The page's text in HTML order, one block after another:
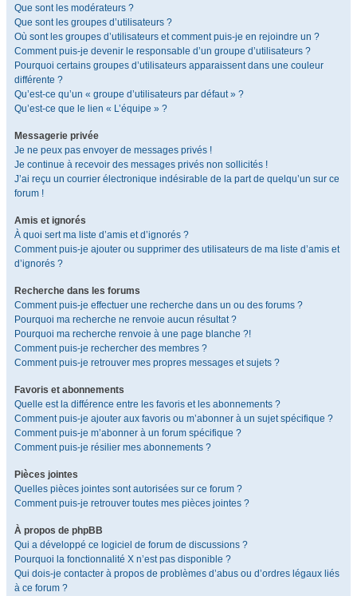
Que sont les modérateurs ?
Que sont les groupes d’utilisateurs ?
Où sont les groupes d’utilisateurs et comment puis-je en rejoindre un ?
Comment puis-je devenir le responsable d’un groupe d’utilisateurs ?
Pourquoi certains groupes d’utilisateurs apparaissent dans une couleur
différente ?
Qu’est-ce qu’un « groupe d’utilisateurs par défaut » ?
Qu’est-ce que le lien « L’équipe » ?
Messagerie privée
Je ne peux pas envoyer de messages privés !
Je continue à recevoir des messages privés non sollicités !
J’ai reçu un courrier électronique indésirable de la part de quelqu’un sur ce
forum !
Amis et ignorés
À quoi sert ma liste d’amis et d’ignorés ?
Comment puis-je ajouter ou supprimer des utilisateurs de ma liste d’amis et
d’ignorés ?
Recherche dans les forums
Comment puis-je effectuer une recherche dans un ou des forums ?
Pourquoi ma recherche ne renvoie aucun résultat ?
Pourquoi ma recherche renvoie à une page blanche ?!
Comment puis-je rechercher des membres ?
Comment puis-je retrouver mes propres messages et sujets ?
Favoris et abonnements
Quelle est la différence entre les favoris et les abonnements ?
Comment puis-je ajouter aux favoris ou m’abonner à un sujet spécifique ?
Comment puis-je m’abonner à un forum spécifique ?
Comment puis-je résilier mes abonnements ?
Pièces jointes
Quelles pièces jointes sont autorisées sur ce forum ?
Comment puis-je retrouver toutes mes pièces jointes ?
À propos de phpBB
Qui a développé ce logiciel de forum de discussions ?
Pourquoi la fonctionnalité X n’est pas disponible ?
Qui dois-je contacter à propos de problèmes d’abus ou d’ordres légaux liés
à ce forum ?